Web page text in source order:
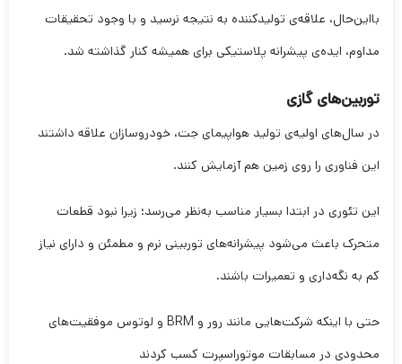
بااین‌حال، علاقه‌ی تولیدکننده به نتیجه نرسید و با وجود تحقیقات
مداوم، ایده‌ی پیشرانه پلاستیکی برای همیشه کنار گذاشته شد.
توربین‌های گازی
در سال‌های اولیه‌ی تولید هواپیمای جت، خودروسازان علاقه داشتند
این فناوری را روی زمین هم آزمایش کنند.
این تئوری در ابتدا بسیار مناسب به‌نظر می‌رسد؛ زیرا نبود قطعات
متحرک باعث می‌شود پیشرانه‌های توربینی نرم و مطمئن و دارای نیاز
کم به نگه‌داری و تعمیرات باشند.
حتی با اینکه شرکت‌هایی مانند رور و BRM و لوتوس موفقیت‌های
محدودی در مسابقات موتوراسپرت کسب کردند